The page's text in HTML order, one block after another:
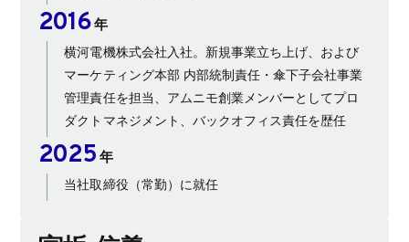
2016 年
横河電機株式会社入社。新規事業立ち上げ、および
マーケティング本部 内部統制責任・傘下子会社事業
管理責任を担当、アムニモ創業メンバーとしてプロ
ダクトマネジメント、バックオフィス責任を歴任
2025 年
当社取締役（常勤）に就任